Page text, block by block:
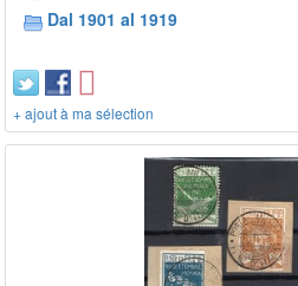
Dal 1901 al 1919
+ ajout à ma sélection